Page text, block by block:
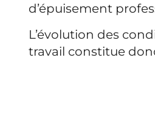
d’épuisement
L’évolution des
travail constitue